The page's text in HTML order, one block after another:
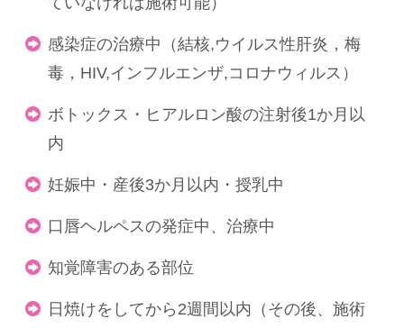
感染症の治療中（結核,ウイルス性肝炎，梅
毒，HIV,インフルエンザ,コロナウィルス）
ボトックス・ヒアルロン酸の注射後1か月以
内
妊娠中・産後3か月以内・授乳中
口唇ヘルペスの発症中、治療中
知覚障害のある部位
日焼けをしてから2週間以内（その後、施術